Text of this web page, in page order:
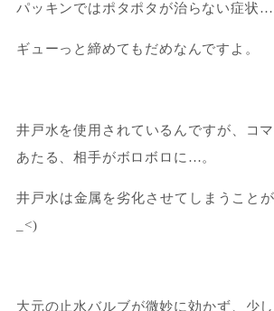
パッキンではポタポタが治らない症状…
ギューっと締めてもだめなんですよ。
井戸水を使用されているんですが、コ
あたる、相手がボロボロに…。
井戸水は金属を劣化させてしまうこと
_<)
大元の止水バルブが微妙に効かず、少